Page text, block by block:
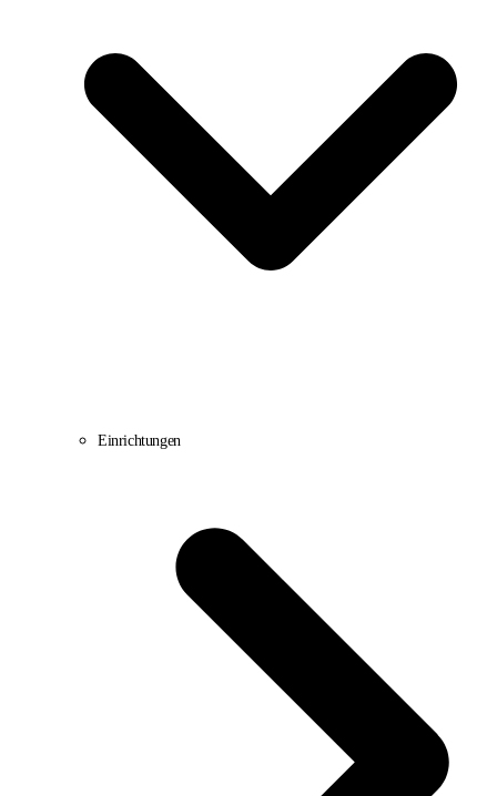
Einrichtungen